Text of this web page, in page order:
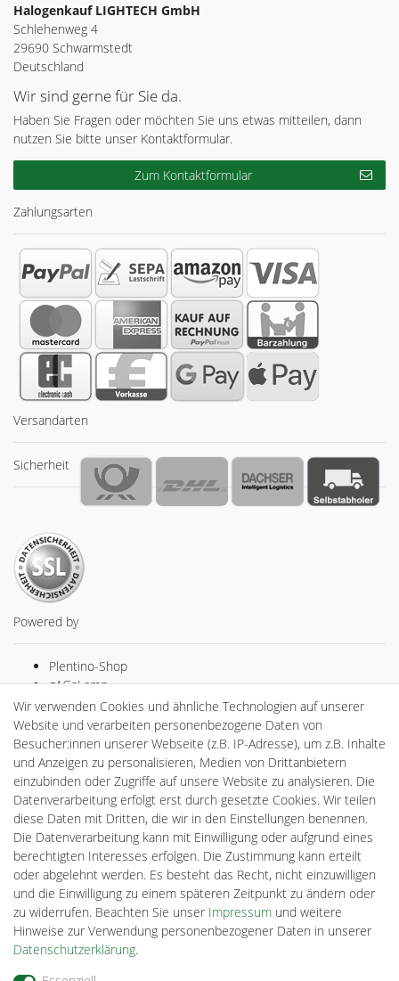
Halogenkauf LIGHTECH GmbH
Schlehenweg 4
29690 Schwarmstedt
Deutschland
Wir sind gerne für Sie da.
Haben Sie Fragen oder möchten Sie uns etwas mitteilen, dann
nutzen Sie bitte unser Kontaktformular.
Zum Kontaktformular
Zahlungsarten
Versandarten
Sicherheit
Powered by
Plentino-Shop
gAGaLamp
Drohnenstore24
MeinUSB
Batteriespeicher
PlentiSolar
Gebrauchtlicht
Ledkauf
DEYESOLAR
Lightech Connect
CardanLight Europe
FORTIMO LEDs
Cardanlight-Shop
Wallbox24
Wir verwenden Cookies und ähnliche Technologien auf unserer
Website und verarbeiten personenbezogene Daten von
Besucher:innen unserer Webseite (z.B. IP-Adresse), um z.B. Inhalte
und Anzeigen zu personalisieren, Medien von Drittanbietern
einzubinden oder Zugriffe auf unsere Website zu analysieren. Die
Datenverarbeitung erfolgt erst durch gesetzte Cookies. Wir teilen
diese Daten mit Dritten, die wir in den Einstellungen benennen.
Die Datenverarbeitung kann mit Einwilligung oder aufgrund eines
berechtigten Interesses erfolgen. Die Zustimmung kann erteilt
oder abgelehnt werden. Es besteht das Recht, nicht einzuwilligen
und die Einwilligung zu einem späteren Zeitpunkt zu ändern oder
zu widerrufen. Beachten Sie unser Impressum und weitere
Hinweise zur Verwendung personenbezogener Daten in unserer
Daten­schutz­erklärung.